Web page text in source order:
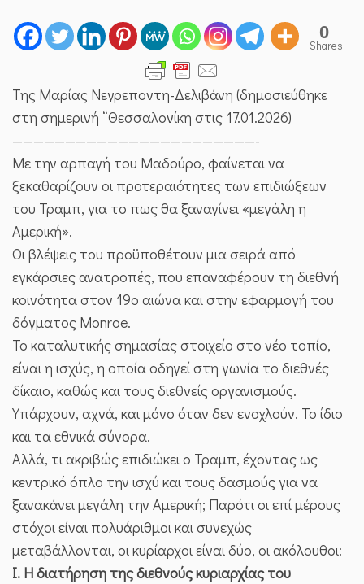
0
Shares
Της Μαρίας Νεγρεποντη-Δελιβάνη (δημοσιεύθηκε
στη σημερινή “Θεσσαλονίκη στις 17.01.2026)
———————————————————————-
Με την αρπαγή του Μαδούρο, φαίνεται να
ξεκαθαρίζουν οι προτεραιότητες των επιδιώξεων
του Τραμπ, για το πως θα ξαναγίνει «μεγάλη η
Αμερική».
Οι βλέψεις του προϋποθέτουν μια σειρά από
εγκάρσιες ανατροπές, που επαναφέρουν τη διεθνή
κοινότητα στον 19ο αιώνα και στην εφαρμογή του
δόγματος Monroe.
Το καταλυτικής σημασίας στοιχείο στο νέο τοπίο,
είναι η ισχύς, η οποία οδηγεί στη γωνία το διεθνές
δίκαιο, καθώς και τους διεθνείς οργανισμούς.
Υπάρχουν, αχνά, και μόνο όταν δεν ενοχλούν. Το ίδιο
και τα εθνικά σύνορα.
Αλλά, τι ακριβώς επιδιώκει ο Τραμπ, έχοντας ως
κεντρικό όπλο την ισχύ και τους δασμούς για να
ξανακάνει μεγάλη την Αμερική; Παρότι οι επί μέρους
στόχοι είναι πολυάριθμοι και συνεχώς
μεταβάλλονται, οι κυρίαρχοι είναι δύο, οι ακόλουθοι:
Ι. Η διατήρηση της διεθνούς κυριαρχίας του